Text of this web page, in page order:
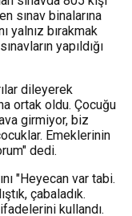
sınav binalarına
yalnız bırakmak
yapıldığı
dileyerek
ortak oldu. Çocuğu
girmiyor, biz
Emeklerinin
dedi.
"Heyecan var tabi.
çabaladık.
kullandı.